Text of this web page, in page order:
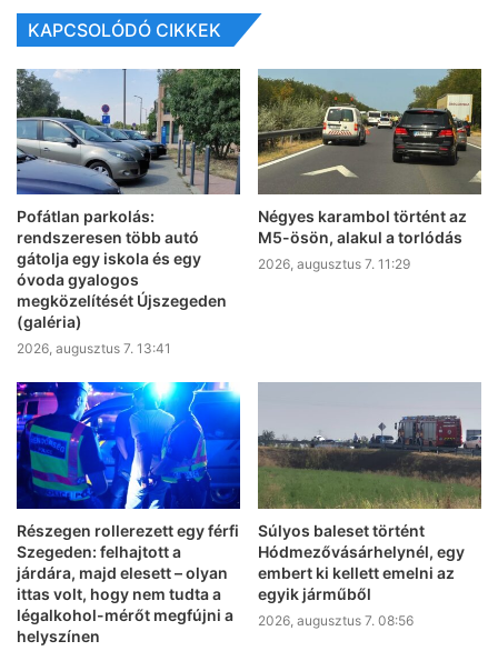
KAPCSOLÓDÓ CIKKEK
Pofátlan parkolás:
rendszeresen több autó
gátolja egy iskola és egy
óvoda gyalogos
megközelítését Újszegeden
(galéria)
2026, augusztus 7. 13:41
Négyes karambol történt az
M5-ösön, alakul a torlódás
2026, augusztus 7. 11:29
Részegen rollerezett egy férfi
Szegeden: felhajtott a
járdára, majd elesett – olyan
ittas volt, hogy nem tudta a
légalkohol-mérőt megfújni a
helyszínen
Súlyos baleset történt
Hódmezővásárhelynél, egy
embert ki kellett emelni az
egyik járműből
2026, augusztus 7. 08:56